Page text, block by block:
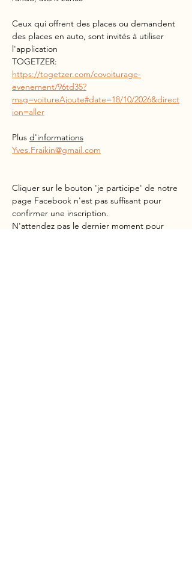
Ceux qui offrent des places ou demandent
des places en auto, sont invités à utiliser
l'application
TOGETZER:
https://togetzer.com/covoiturage-
evenement/96td35?
msg=voitureAjoute#date=18/10/2026&direct
ion=aller
Plus d'informations
Yves.Fraikin@gmail.com
Cliquer sur le bouton 'je participe' de notre
page Facebook n'est pas suffisant pour
confirmer une inscription.
N'attendez pas le dernier moment pour